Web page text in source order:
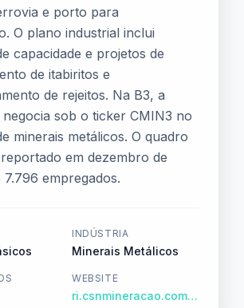
e porto para
O plano industrial inclui
capacidade e projetos de
de itabiritos e
de rejeitos. Na B3, a
sob o ticker CMIN3 no
minerais metálicos. O quadro
em dezembro de
empregados.
INDÚSTRIA
Minerais Metálicos
WEBSITE
ri.csnmineracao.com.br/